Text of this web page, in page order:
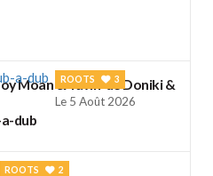
Moan & Yawn' de Doniki &
ROOTS 3
Le 5 Août 2026
dub
ROOTS 2